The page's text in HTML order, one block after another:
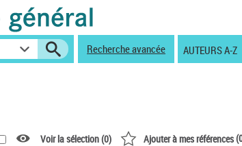
Recherche avancée AUTEURS A-Z
Voir la sélection (0) Ajouter à mes références(